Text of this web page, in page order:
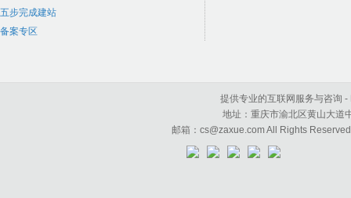
五步完成建站
备案专区
提供专业的互联网服务与咨询
地址：重庆市渝北区黄山大
邮箱：cs@zaxue.com All Rights